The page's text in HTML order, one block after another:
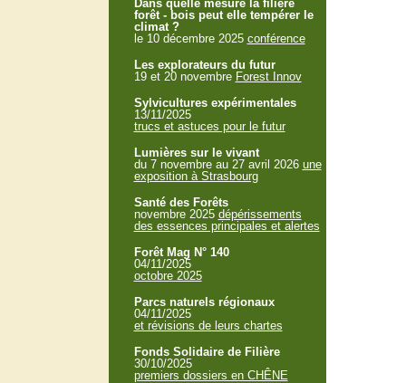
Dans quelle mesure la filière
forêt - bois peut elle tempérer le
climat ?
le 10 décembre 2025 conférence
Les explorateurs du futur
19 et 20 novembre Forest Innov
Sylvicultures expérimentales
13/11/2025
trucs et astuces pour le futur
Lumières sur le vivant
du 7 novembre au 27 avril 2026 une
exposition à Strasbourg
Santé des Forêts
novembre 2025 dépérissements
des essences principales et alertes
Forêt Mag N° 140
04/11/2025
octobre 2025
Parcs naturels régionaux
04/11/2025
et révisions de leurs chartes
Fonds Solidaire de Filière
30/10/2025
premiers dossiers en CHÊNE